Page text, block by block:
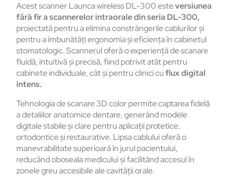
Acest scanner Launca wireless DL-300 esteversiunea
fără fir a scannerelor intraorale din seria DL-300,
proiectată pentru a elimina constrângerile cablurilor și
pentru a îmbunătăți ergonomia și eficiența în cabinetul
stomatologic. Scannerul oferă o experiență de scanare
fluidă, intuitivă și precisă, fiind potrivit atât pentru
cabinete individuale, cât și pentru clinici cuflux digital
intens.
Tehnologia de scanare 3D color permite captarea fidelă
a detaliilor anatomice dentare, generând modele
digitale stabile și clare pentru aplicații protetice,
ortodontice și restaurative. Lipsa cablului oferă o
manevrabilitate superioară în jurul pacientului,
reducând oboseala medicului și facilitând accesul în
zonele greu accesibile ale cavității orale.